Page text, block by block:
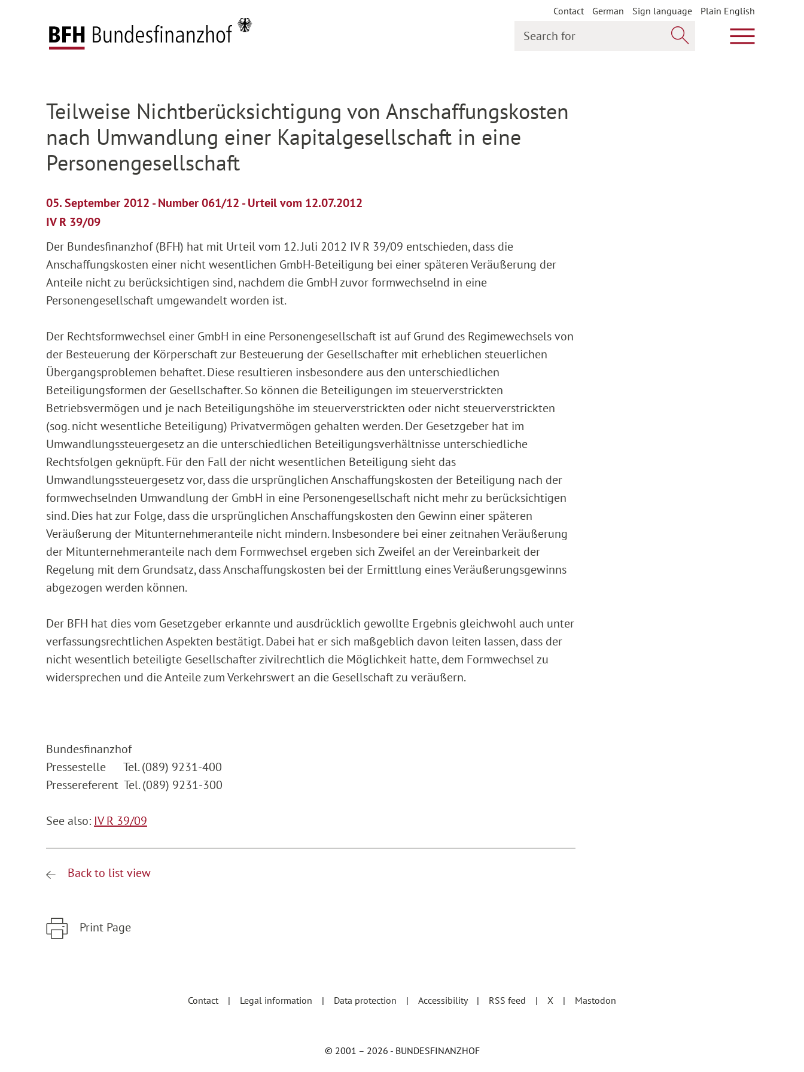
Contact German Sign language
Plain English
Show main
Federal Fiscal Court
Teilweise Nichtberücksichtigung von Anschaffungskosten
nach Umwandlung einer Kapitalgesellschaft in eine
Personengesellschaft
05. September 2012 - Number 061/12 - Urteil vom 12.07.2012
IV R 39/09
Der Bundesfinanzhof (BFH) hat mit Urteil vom 12. Juli 2012 IV R 39/09 entschieden, dass die
Anschaffungskosten einer nicht wesentlichen GmbH-Beteiligung bei einer späteren Veräußerung der
Anteile nicht zu berücksichtigen sind, nachdem die GmbH zuvor formwechselnd in eine
Personengesellschaft umgewandelt worden ist.
Der Rechtsformwechsel einer GmbH in eine Personengesellschaft ist auf Grund des Regimewechsels von
der Besteuerung der Körperschaft zur Besteuerung der Gesellschafter mit erheblichen steuerlichen
Übergangsproblemen behaftet. Diese resultieren insbesondere aus den unterschiedlichen
Beteiligungsformen der Gesellschafter. So können die Beteiligungen im steuerverstrickten
Betriebsvermögen und je nach Beteiligungshöhe im steuerverstrickten oder nicht steuerverstrickten
(sog. nicht wesentliche Beteiligung) Privatvermögen gehalten werden. Der Gesetzgeber hat im
Umwandlungssteuergesetz an die unterschiedlichen Beteiligungsverhältnisse unterschiedliche
Rechtsfolgen geknüpft. Für den Fall der nicht wesentlichen Beteiligung sieht das
Umwandlungssteuergesetz vor, dass die ursprünglichen Anschaffungskosten der Beteiligung nach der
formwechselnden Umwandlung der GmbH in eine Personengesellschaft nicht mehr zu berücksichtigen
sind. Dies hat zur Folge, dass die ursprünglichen Anschaffungskosten den Gewinn einer späteren
Veräußerung der Mitunternehmeranteile nicht mindern. Insbesondere bei einer zeitnahen Veräußerung
der Mitunternehmeranteile nach dem Formwechsel ergeben sich Zweifel an der Vereinbarkeit der
Regelung mit dem Grundsatz, dass Anschaffungskosten bei der Ermittlung eines Veräußerungsgewinns
abgezogen werden können.
Der BFH hat dies vom Gesetzgeber erkannte und ausdrücklich gewollte Ergebnis gleichwohl auch unter
verfassungsrechtlichen Aspekten bestätigt. Dabei hat er sich maßgeblich davon leiten lassen, dass der
nicht wesentlich beteiligte Gesellschafter zivilrechtlich die Möglichkeit hatte, dem Formwechsel zu
widersprechen und die Anteile zum Verkehrswert an die Gesellschaft zu veräußern.
Bundesfinanzhof
Pressestelle Tel. (089) 9231-400
Pressereferent Tel. (089) 9231-300
See also: IV R 39/09
Back to list view
Print Page
Contact Legal information Data protection Accessibility RSS feed X Mastodon
© 2001 – 2026 - BUNDESFINANZHOF